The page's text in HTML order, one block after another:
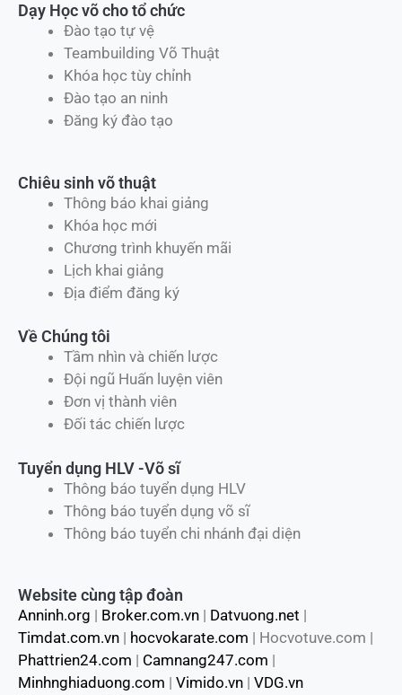
Dạy Học võ cho tổ chức
Đào tạo tự vệ
Teambuilding Võ Thuật
Khóa học tùy chỉnh
Đào tạo an ninh
Đăng ký đào tạo
Chiêu sinh võ thuật
Thông báo khai giảng
Khóa học mới
Chương trình khuyến mãi
Lịch khai giảng
Địa điểm đăng ký
Về Chúng tôi
Tầm nhìn và chiến lược
Đội ngũ Huấn luyện viên
Đơn vị thành viên
Đối tác chiến lược
Tuyển dụng HLV -Võ sĩ
Thông báo tuyển dụng HLV
Thông báo tuyển dụng võ sĩ
Thông báo tuyển chi nhánh đại diện
Website cùng tập đoàn
Anninh.org | Broker.com.vn | Datvuong.net |
Timdat.com.vn | hocvokarate.com | Hocvotuve.com |
Phattrien24.com | Camnang247.com |
Minhnghiaduong.com | Vimido.vn | VDG.vn